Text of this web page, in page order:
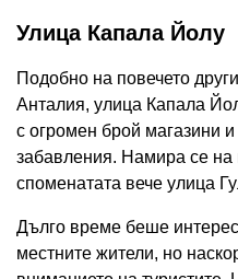
Улица Капала Йолу
Подобно на повечето
Анталия, улица Капала
с огромен брой магазини
забавления. Намира се на
споменатата вече улица
Дълго време беше
местните жители, но